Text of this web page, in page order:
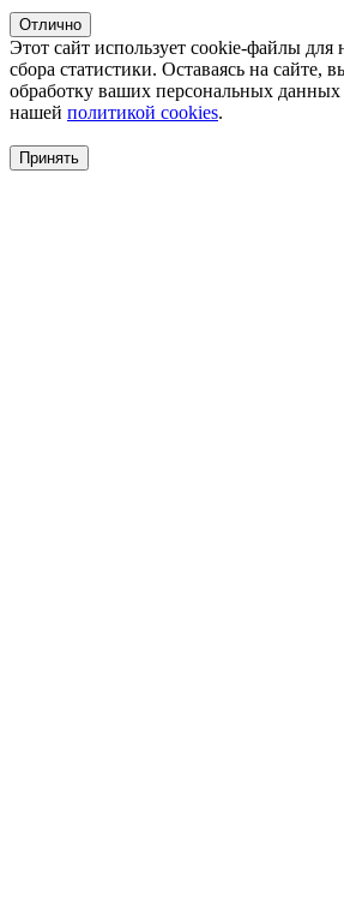
Отлично
Этот сайт использует cookie-файлы для
сбора статистики. Оставаясь на сайте,
обработку ваших персональных данных
нашей политикой cookies.
Принять